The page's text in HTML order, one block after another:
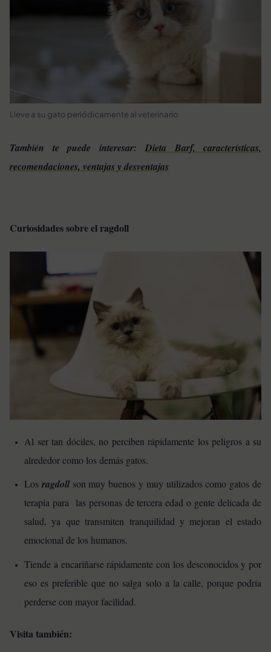
Lleve a su gato periódicamente al veterinario
También te puede interesar:Dieta Barf, características,
recomendaciones, ventajas y desventajas
Curiosidades sobre el ragdoll
Al ser tan dóciles, no perciben rápidamente los peligros a su
alrededor como los demás gatos.
Los ragdollson muy buenos y muy utilizados como gatos de
terapia para las personas de tercera edad o gente delicada de
salud, ya que transmiten tranquilidad y mejoran el estado
emocional de los humanos.
Tiende a encariñarse rápidamente con los desconocidos y por
eso es preferible que no salga solo a la calle, porque podría
perderse con mayor facilidad.
Visita también: